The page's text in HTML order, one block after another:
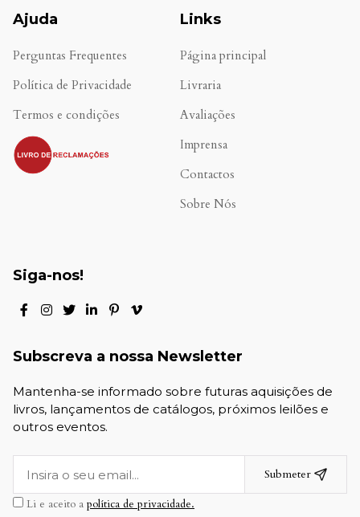
Ajuda
Perguntas Frequentes
Política de Privacidade
Termos e condições
.
Links
Página principal
Livraria
Avaliações
Imprensa
Contactos
Sobre Nós
Siga-nos!
Subscreva a nossa Newsletter
Mantenha-se informado sobre futuras aquisições de
livros, lançamentos de catálogos, próximos leilões e
outros eventos.
Submeter
Li e aceito a política de privacidade.